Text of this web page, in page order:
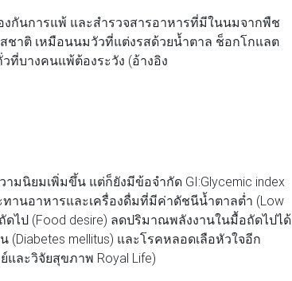
นการแพ้ และสำรวจสารอาหารที่มีในนมจากพืช
ชาติ เหมือนนมวัวที่แต่งรสด้วยน้ำตาล ช็อกโกแลต
ที่บางคนแพ้ต้องระวัง (อ้างอิง
ยมเพิ่มขึ้น แต่ก็ยังมีข้อจำกัด GI:Glycemic index
านอาหารและเครื่องดื่มที่มีค่าดัชนีน้ำตาลต่ำ (Low
ไป (Food desire) ลดปริมาณพลังงานในมื้อถัดไปได้
mellitus) และโรคหลอดเลือหัวใจอีก
และวิจัยสุขภาพ Royal Life)